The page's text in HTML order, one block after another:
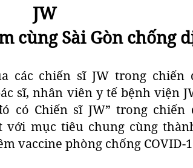
JW
cùng Sài Gòn chống
các chiến sĩ JW trong chiến
sĩ, nhân viên y tế bệnh viện
có Chiến sĩ JW” trong chiến
với mục tiêu chung cùng
vaccine phòng chống COVID-